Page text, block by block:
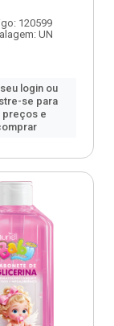
120599
UN
login ou
se para
preços e